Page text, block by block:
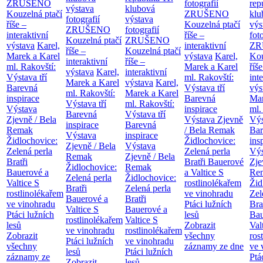
ZRUŠENO
Kouzelná ptačí
říše –
interaktivní
výstava Karel,
Marek a Karel
ml. Rakovští:
Výstava tří
Barevná
inspirace
Výstava
Zjevně / Bela
Remak
Židlochovice:
Zelená perla
Bratři
Bauerové a
Valtice S
rostlinolékařem
ve vinohradu
Ptáci lužních
lesů
Zobrazit
všechny
záznamy ze
výstava
fotografií
ZRUŠENO
Kouzelná ptačí
říše –
interaktivní
výstava Karel,
Marek a Karel
ml. Rakovští:
Výstava tří
Barevná
inspirace
Výstava
Zjevně / Bela
Remak
Židlochovice:
Zelená perla
Bratři
Bauerové a
Valtice S
rostlinolékařem
ve vinohradu
Ptáci lužních
lesů
klubová
výstava
fotografií
ZRUŠENO
Kouzelná ptačí
říše –
interaktivní
výstava Karel,
Marek a Karel
ml. Rakovští:
Výstava tří
Barevná
inspirace
Výstava
Zjevně / Bela
Remak
Židlochovice:
Zelená perla
Bratři
Bauerové a
Valtice S
rostlinolékařem
ve vinohradu
Ptáci lužních
fotografií
ZRUŠENO
Kouzelná ptačí
říše –
interaktivní
výstava Karel,
Marek a Karel
ml. Rakovští:
Výstava tří
Barevná
inspirace
Výstava Zjevně
/ Bela Remak
Židlochovice:
Zelená perla
Bratři Bauerové
a Valtice S
rostlinolékařem
ve vinohradu
Ptáci lužních
lesů
Zobrazit
všechny
záznamy ze dne
ml.
ve